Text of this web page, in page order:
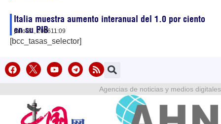
Italia muestra aumento interanual del 1.0 por ciento
en su PIB
julio 31, 202611:09
[bcc_tasas_selector]
Agencias de noticias y medios digitales